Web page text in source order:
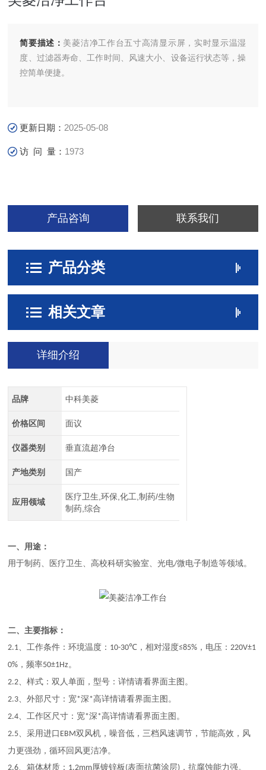
简要描述： 美菱洁净工作台五寸高清显示屏，实时显示温湿
度、过滤器寿命、工作时间、风速大小、设备运行状态等，操
控简单便捷。
更新日期： 2025-05-08
访 问 量： 1973
产品咨询 联系我们
产品分类
相关文章
详细介绍
品牌 中科美菱
价格区间 面议
仪器类别 垂直流超净台
产地类别 国产
应用领域
医疗卫生,环保,化工,制药/生物
制药,综合
一、用途：
用于制药、医疗卫生、高校科研实验室、光电/微电子制造等领域。
二、主要指标：
2.1、工作条件：环境温度： 10-30℃ ，相对湿度≤85% ，电压：220V±1
0% ，频率50±1Hz。
2.2、样式：双人单面，型号：详情请看界面主图。
2.3、外部尺寸：宽*深*高详情请看界面主图。
2.4、工作区尺寸：宽*深*高详情请看界面主图。
2.5、采用进口 EBM双风机，噪音低，三档风速调节，节能高效，风
力更强劲，循环回风更洁净。
2.6、箱体材质： 1.2mm厚镀锌板 (表面抗菌涂层) ，抗腐蚀能力强。